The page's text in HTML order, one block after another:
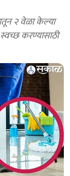
२ वेळा केल्या
करण्यासाठी